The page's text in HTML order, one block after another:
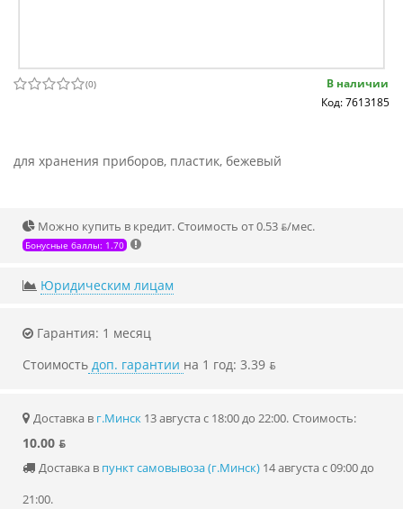
(0)
В наличии
Код: 7613185
для хранения приборов, пластик, бежевый
Можно купить в кредит. Стоимость от 0.53 ƃ/мec.
Бонусные баллы: 1.70
Юридическим лицам
Гарантия: 1 месяц
Стоимость доп. гарантии на 1 год: 3.39 ƃ
Доставка в г.Минск 13 августа с 18:00 до 22:00. Стоимость:
10.00 ƃ
Доставка в пункт самовывоза (г.Минск) 14 августа с 09:00 до
21:00.